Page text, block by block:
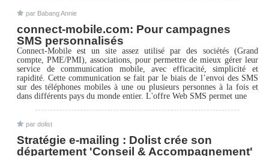
par Babang Annie
connect-mobile.com: Pour campagnes
SMS personnalisés
Connect-Mobile est un site assez utilisé par des sociétés (Grand
compte, PME/PMI), associations, pour permettre de mieux gérer leur
service de communication mobile, avec efficacité, simplicité et
rapidité. Cette communication se fait par le biais de l’envoi des SMS
sur des téléphones mobiles à une ou plusieurs personnes à la fois et
dans différents pays du monde entier. L'offre Web SMS permet une
par dolist
Stratégie e-mailing : Dolist crée son
département 'Conseil & Accompagnement'